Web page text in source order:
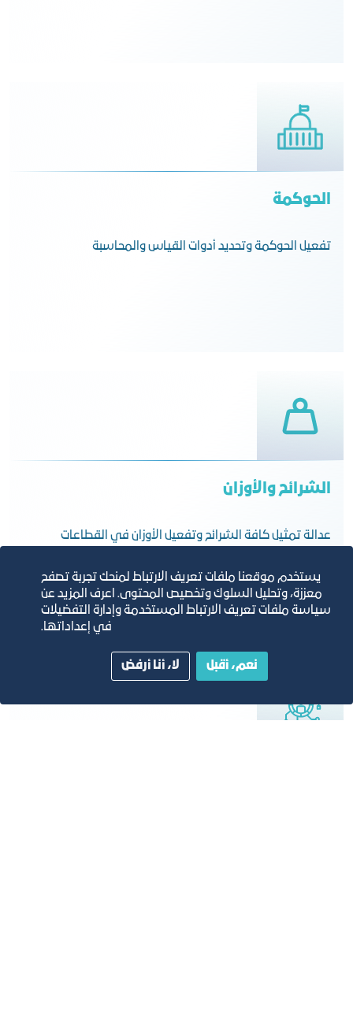
الحوكمة
تفعيل الحوكمة وتحديد أدوات القياس والمحاسبة
الشرائح والأوزان
عدالة تمثيل كافة الشرائح وتفعيل الأوزان في القطاعات
يستخدم موقعنا ملفات تعريف الارتباط لمنحك تجربة تصفح
معززة، وتحليل السلوك وتخصيص المحتوى. اعرف المزيد عن
سياسة ملفات تعريف الارتباط المستخدمة وإدارة التفضيلات
في إعداداتها.
نعم، أقبل لا، أنا أرفض